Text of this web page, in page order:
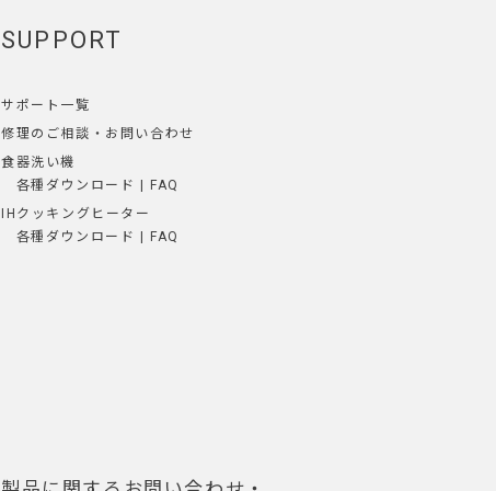
SUPPORT
サポート一覧
修理のご相談 ・ お問い合わせ
食器洗い機
各種ダウンロード
FAQ
IHクッキングヒーター
各種ダウンロード
FAQ